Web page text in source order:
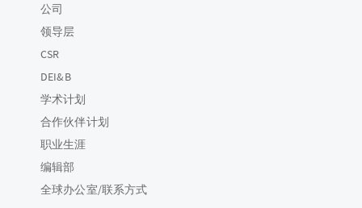
公司
领导层
CSR
DEI&B
学术计划
合作伙伴计划
职业生涯
编辑部
全球办公室/联系方式